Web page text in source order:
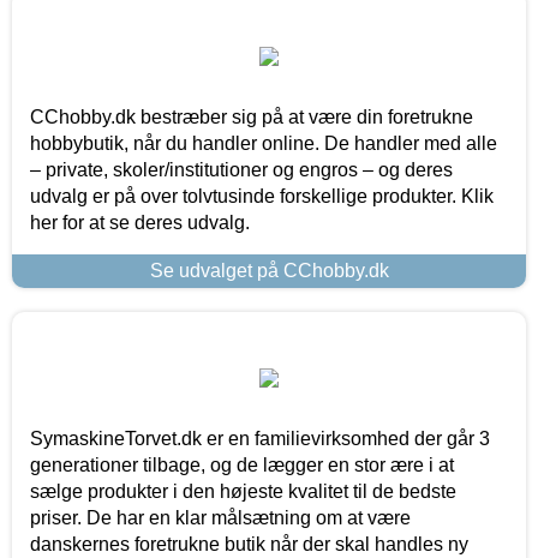
CChobby.dk bestræber sig på at være din foretrukne
hobbybutik, når du handler online. De handler med alle
– private, skoler/institutioner og engros – og deres
udvalg er på over tolvtusinde forskellige produkter. Klik
her for at se deres udvalg.
Se udvalget på CChobby.dk
SymaskineTorvet.dk er en familievirksomhed der går 3
generationer tilbage, og de lægger en stor ære i at
sælge produkter i den højeste kvalitet til de bedste
priser. De har en klar målsætning om at være
danskernes foretrukne butik når der skal handles ny